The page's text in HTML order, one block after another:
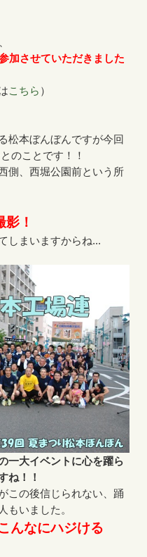
加させていただきました
こちら ）
松本ぼんぼんですが今回
のことです！！
側、西堀公園前という所
影！
しまいますからね...
一大イベントに心を躍ら
ね！！
この後信じられない、踊
もいました。
んなにハジける